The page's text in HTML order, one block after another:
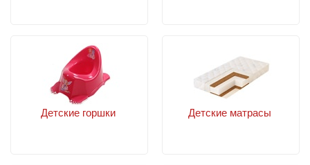
Детские горшки Детские матрасы